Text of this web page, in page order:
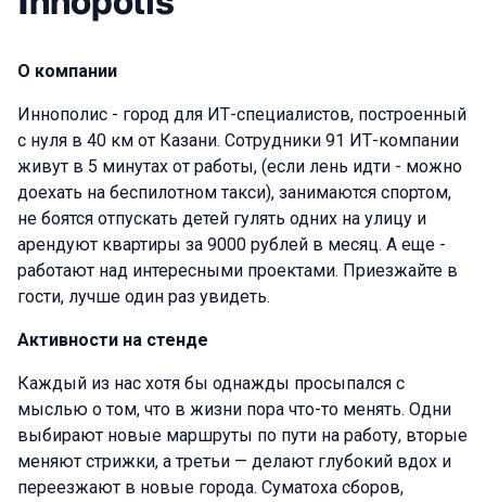
О компании
Иннополис - город для ИТ-специалистов, построенный
с нуля в 40 км от Казани. Сотрудники 91 ИТ-компании
живут в 5 минутах от работы, (если лень идти - можно
доехать на беспилотном такси), занимаются спортом,
не боятся отпускать детей гулять одних на улицу и
арендуют квартиры за 9000 рублей в месяц. А еще -
работают над интересными проектами. Приезжайте в
гости, лучше один раз увидеть.
Активности на стенде
Каждый из нас хотя бы однажды просыпался с
мыслью о том, что в жизни пора что-то менять. Одни
выбирают новые маршруты по пути на работу, вторые
меняют стрижки, а третьи — делают глубокий вдох и
переезжают в новые города. Суматоха сборов,